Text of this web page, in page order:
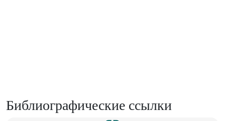
Библиографические ссылки